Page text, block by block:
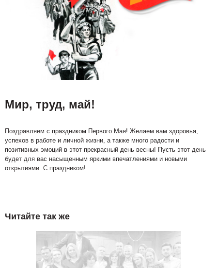
Мир, труд, май!
Поздравляем с праздником Первого Мая! Желаем вам здоровья,
успехов в работе и личной жизни, а также много радости и
позитивных эмоций в этот прекрасный день весны! Пусть этот день
будет для вас насыщенным яркими впечатлениями и новыми
открытиями. С праздником!
Читайте так же